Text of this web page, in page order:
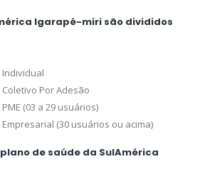
Igarapé-miri são divididos
Por Adesão
(03 a 29 usuários)
(30 usuários ou acima)
de saúde da SulAmérica